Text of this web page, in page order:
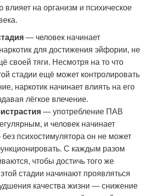
влияет на организм и психическое
— человек начинает
для достижения эйфории, не
своей тяги. Несмотря на то что
стадии ещё может контролировать
наркотик начинает влиять на его
лёгкое влечение.
— употребление ПАВ
и человек начинает
без психостимулятора он не может
С каждым разом
чтобы достичь того же
стадии начинают проявляться
качества жизни — снижение